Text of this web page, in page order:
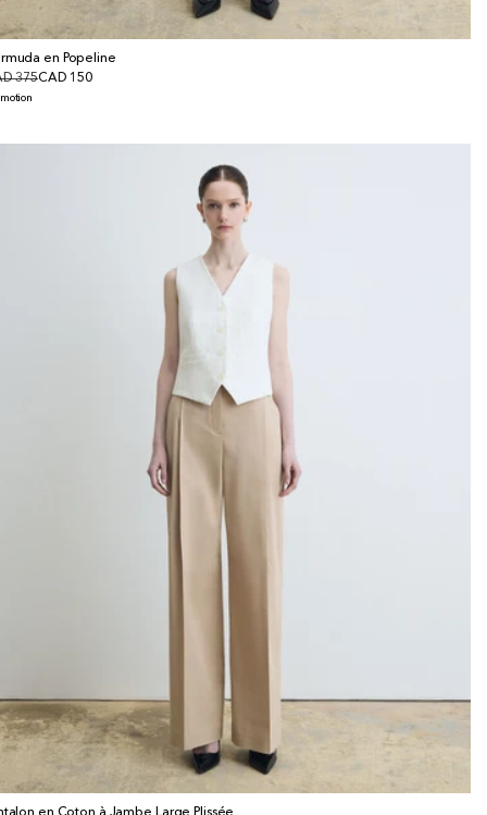
en Popeline
375CAD 150